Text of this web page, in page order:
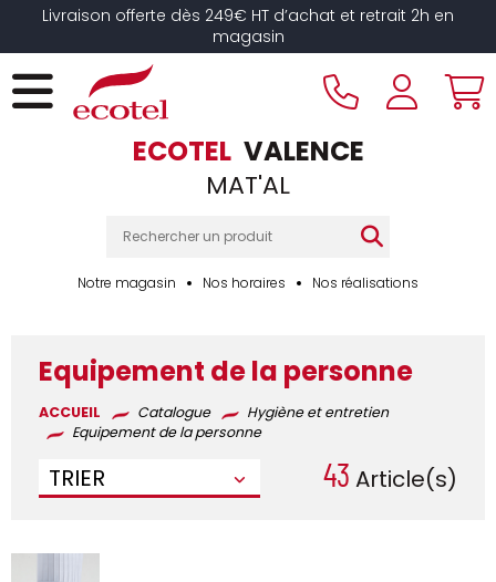
Livraison offerte dès 249€ HT d’achat et retrait 2h en
magasin
ECOTEL VALENCE
MAT'AL
Notre magasin Nos horaires Nos réalisations
Equipement de la personne
ACCUEIL Catalogue
Hygiène et entretien
Equipement de la personne
TRIER 43 Article(s)
Panneau de gestion des cookies